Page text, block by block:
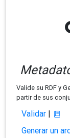
Valide su RDF y
partir de sus
Validar|
Generar un